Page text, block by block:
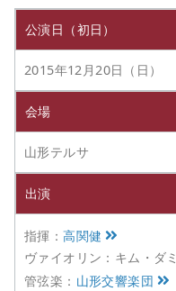
公演日（初日）
2015年12月20日（日）
会場
山形テルサ
出演
指揮：高関健
ヴァイオリン：キム・ダミ
管弦楽： 山形交響楽団